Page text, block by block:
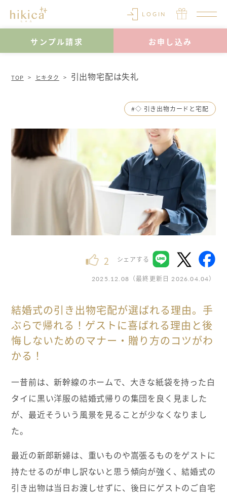
LOGIN
サンプル請求 お申し込み
TOP ヒキタク 引出物宅配は失礼
#◇ 引き出物カードと宅配
シェアする
2
2025.12.08 （最終更新日 2026.04.04）
結婚式の引き出物宅配が選ばれる理由。手
ぶらで帰れる！ゲストに喜ばれる理由と後
悔しないためのマナー・贈り方のコツがわ
かる！
一昔前は、新幹線のホームで、大きな紙袋を持った白
タイに黒い洋服の結婚式帰りの集団を良く見ました
が、最近そういう風景を見ることが少なくなりまし
た。
最近の新郎新婦は、重いものや嵩張るものをゲストに
持たせるのが申し訳ないと思う傾向が強く、結婚式の
引き出物は当日お渡しせずに、後日にゲストのご自宅